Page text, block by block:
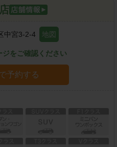
中宮3-2-4 地図
ジをご確認ください
予約する